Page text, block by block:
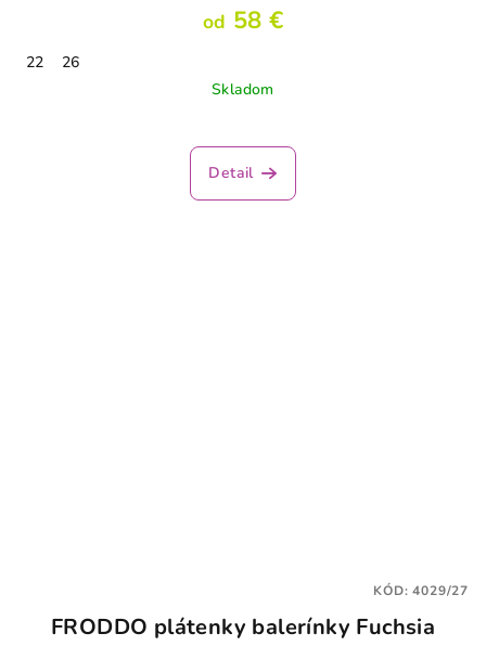
od 58 €
22
26
Skladom
Detail
FRODDO plátenky balerínky Fuchsia
KÓD:4029/27